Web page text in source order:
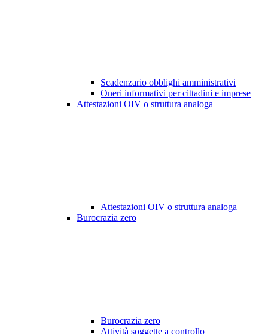
Scadenzario obblighi amministrativi
Oneri informativi per cittadini e imprese
Attestazioni OIV o struttura analoga
Attestazioni OIV o struttura analoga
Burocrazia zero
Burocrazia zero
Attività soggette a controllo